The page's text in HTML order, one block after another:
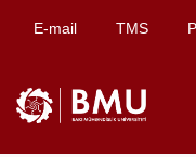
E-mail TMS